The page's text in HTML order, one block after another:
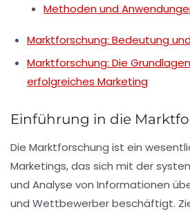
Methoden und
Marktforschung: Bedeutung
Marktforschung: Die
erfolgreiches Marketing
Einführung in die
Die Marktforschung ist ein
Marketings, das sich mit der
und Analyse von Informationen
und Wettbewerber beschäftigt.